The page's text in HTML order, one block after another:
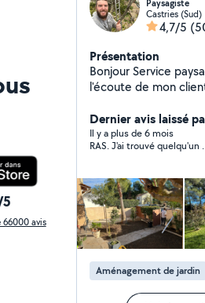
avis
Paysagiste
Castries (Sud)
4,7/5
Présentation
Bonjour Service paysagiste sérieux et ponctuel Je suis à
l'écoute de mon client Je fais le crédit d'impôt de
Dernier avis laissé
Il y a plus de 6 mois
RAS. J'ai trouvé quelqu'un
Aménagement de jardin